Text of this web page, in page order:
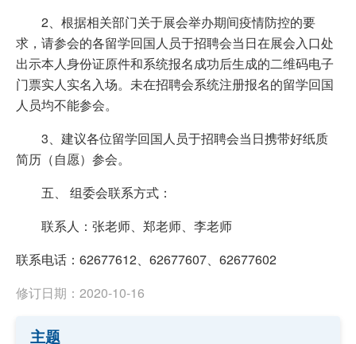
2、根据相关部门关于展会举办期间疫情防控的要
求，请参会的各留学回国人员于招聘会当日在展会入口处
出示本人身份证原件和系统报名成功后生成的二维码电子
门票实人实名入场。未在招聘会系统注册报名的留学回国
人员均不能参会。
3、建议各位留学回国人员于招聘会当日携带好纸质
简历（自愿）参会。
五、 组委会联系方式：
联系人：张老师、郑老师、李老师
联系电话：62677612、62677607、62677602
修订日期：2020-10-16
主题